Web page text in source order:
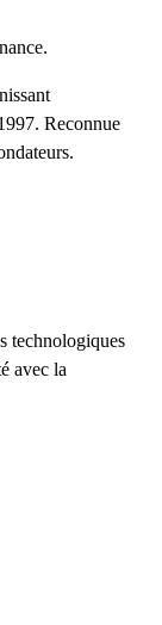
Reconnue
technologiques
avec la